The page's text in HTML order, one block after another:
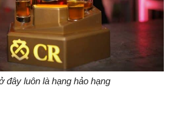
đây luôn là hạng hảo hạng